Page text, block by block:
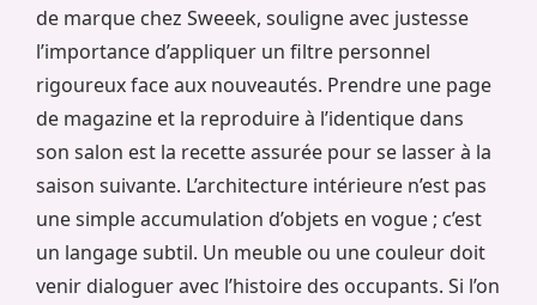
de marque chez Sweeek, souligne avec justesse
l’importance d’appliquer un filtre personnel
rigoureux face aux nouveautés. Prendre une page
de magazine et la reproduire à l’identique dans
son salon est la recette assurée pour se lasser à la
saison suivante. L’architecture intérieure n’est pas
une simple accumulation d’objets en vogue ; c’est
un langage subtil. Un meuble ou une couleur doit
venir dialoguer avec l’histoire des occupants. Si l’on